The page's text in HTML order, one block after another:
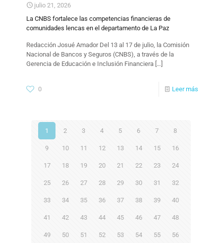
julio 21, 2026
La CNBS fortalece las competencias financieras de
comunidades lencas en el departamento de La Paz
Redacción Josué Amador Del 13 al 17 de julio, la Comisión
Nacional de Bancos y Seguros (CNBS), a través de la
Gerencia de Educación e Inclusión Financiera […]
0 Leer más
1 2 3 4 5 6 7 8
9 10 11 12 13 14 15 16
17 18 19 20 21 22 23 24
25 26 27 28 29 30 31 32
33 34 35 36 37 38 39 40
41 42 43 44 45 46 47 48
49 50 51 52 53 54 55 56